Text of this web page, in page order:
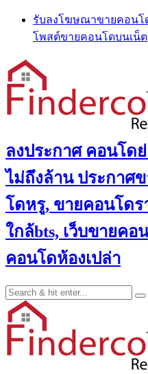
Skip
content
รับลงโฆษณาขายคอนโ
โพสต์ขายคอนโดบนเน็ต
ลงประกาศ คอนโด
ไม่ถึงล้าน ประกาศ
โดหรู, ขายคอนโด
ใกล้bts, เว็บขายค
คอนโดห้องเปล่า